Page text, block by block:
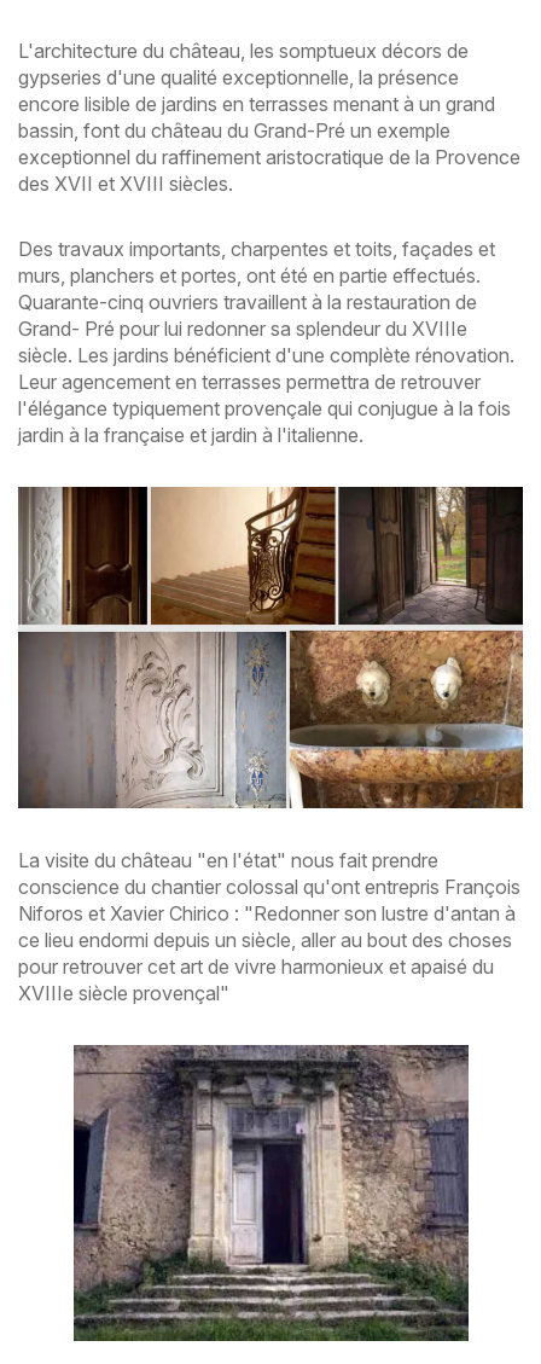
L'architecture du château, les somptueux décors de
gypseries d'une qualité exceptionnelle, la présence
encore lisible de jardins en terrasses menant à un grand
bassin, font du château du Grand-Pré un exemple
exceptionnel du raffinement aristocratique de la Provence
des XVII et XVIII siècles.
Des travaux importants, charpentes et toits, façades et
murs, planchers et portes, ont été en partie effectués.
Quarante-cinq ouvriers travaillent à la restauration de
Grand- Pré pour lui redonner sa splendeur du XVIIIe
siècle. Les jardins bénéficient d'une complète rénovation.
Leur agencement en terrasses permettra de retrouver
l'élégance typiquement provençale qui conjugue à la fois
jardin à la française et jardin à l'italienne.
La visite du château "en l'état" nous fait prendre
conscience du chantier colossal qu'ont entrepris François
Niforos et Xavier Chirico : "Redonner son lustre d'antan à
ce lieu endormi depuis un siècle, aller au bout des choses
pour retrouver cet art de vivre harmonieux et apaisé du
XVIIIe siècle provençal"